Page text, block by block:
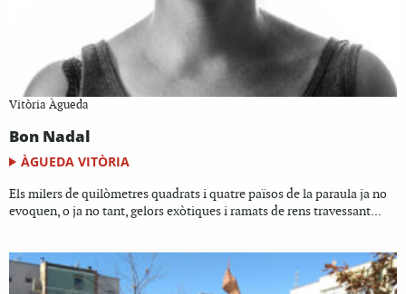
Vitòria Àgueda
Bon Nadal
ÀGUEDA VITÒRIA
Els milers de quilòmetres quadrats i quatre països de la paraula ja no
evoquen, o ja no tant, gelors exòtiques i ramats de rens travessant...